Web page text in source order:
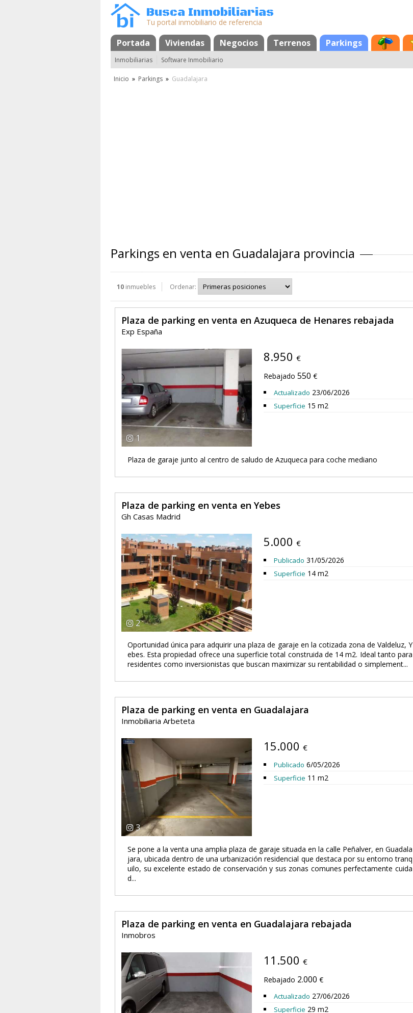
Busca Inmobiliarias
Tu portal inmobiliario de referencia
Portada Viviendas Negocios Terrenos Parkings
MapaFavoritos
Inmobiliarias Software Inmobiliario
Inicio » Parkings » Guadalajara
Parkings en venta en Guadalajara provincia
10 inmuebles Ordenar:
Plaza de parking en venta en Azuqueca de Henares rebajada
Exp España
1
8.950 €
Rebajado 550 €
Actualizado 23/06/2026
Superficie 15 m2
Plaza de garaje junto al centro de saludo de Azuqueca para coche mediano
Plaza de parking en venta en Yebes
Gh Casas Madrid
2
5.000 €
Publicado 31/05/2026
Superficie 14 m2
Oportunidad única para adquirir una plaza de garaje en la cotizada zona de Valdeluz, Y
ebes. Esta propiedad ofrece una superficie total construida de 14 m2. Ideal tanto para
residentes como inversionistas que buscan maximizar su rentabilidad o simplement...
Plaza de parking en venta en Guadalajara
Inmobiliaria Arbeteta
3
15.000 €
Publicado 6/05/2026
Superficie 11 m2
Se pone a la venta una amplia plaza de garaje situada en la calle Peñalver, en Guadala
jara, ubicada dentro de una urbanización residencial que destaca por su entorno tranq
uilo, su excelente estado de conservación y sus zonas comunes perfectamente cuida
d...
Plaza de parking en venta en Guadalajara rebajada
Inmobros
11.500 €
Rebajado 2.000 €
Actualizado 27/06/2026
Superficie 29 m2